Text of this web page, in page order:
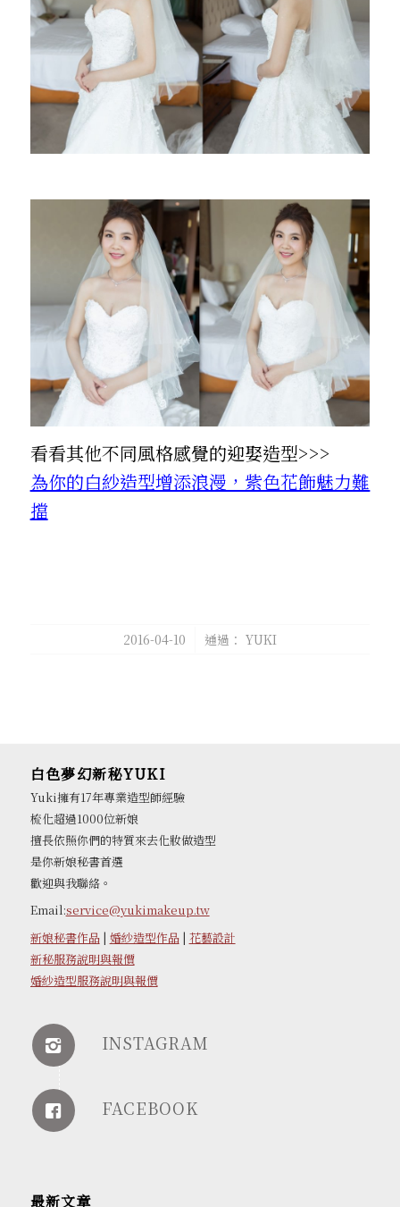
看看其他不同風格感覺的迎娶造型>>>
為你的白紗造型增添浪漫，紫色花飾魅力難
擋
2016-04-10
/ 通過： YUKI
白色夢幻新秘YUKI
Yuki擁有17年專業造型師經驗
梳化超過1000位新娘
擅長依照你們的特質來去化妝做造型
是你新娘秘書首選
歡迎與我聯絡。
Email:service@yukimakeup.tw
新娘秘書作品| 婚紗造型作品| 花藝設計
新秘服務說明與報價
婚紗造型服務說明與報價
INSTAGRAM
FACEBOOK
最新文章